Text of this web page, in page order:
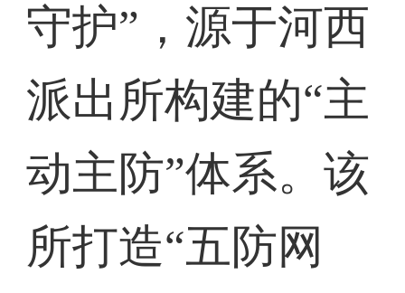
守护”，源于河西
派出所构建的“主
动主防”体系。该
所打造“五防网